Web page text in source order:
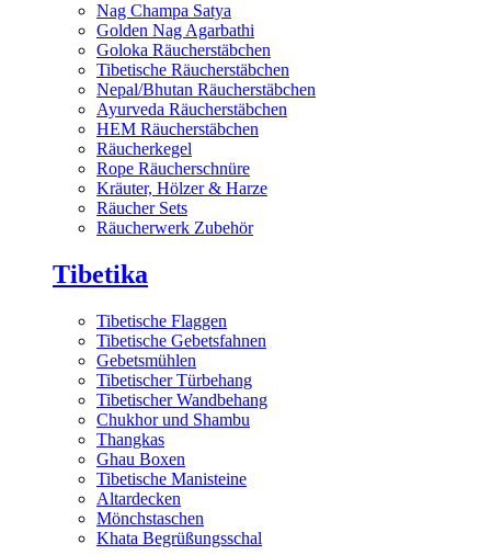
Nag Champa Satya
Golden Nag Agarbathi
Goloka Räucherstäbchen
Tibetische Räucherstäbchen
Nepal/Bhutan Räucherstäbchen
Ayurveda Räucherstäbchen
HEM Räucherstäbchen
Räucherkegel
Rope Räucherschnüre
Kräuter, Hölzer & Harze
Räucher Sets
Räucherwerk Zubehör
Tibetika
Tibetische Flaggen
Tibetische Gebetsfahnen
Gebetsmühlen
Tibetischer Türbehang
Tibetischer Wandbehang
Chukhor und Shambu
Thangkas
Ghau Boxen
Tibetische Manisteine
Altardecken
Mönchstaschen
Khata Begrüßungsschal